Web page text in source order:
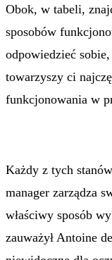
Obok, w tabeli,
sposobów
odpowiedzieć
towarzyszy ci
funkcjonowania w
Każdy z tych
manager zarządza
właściwy sposób
zauważył Antoine